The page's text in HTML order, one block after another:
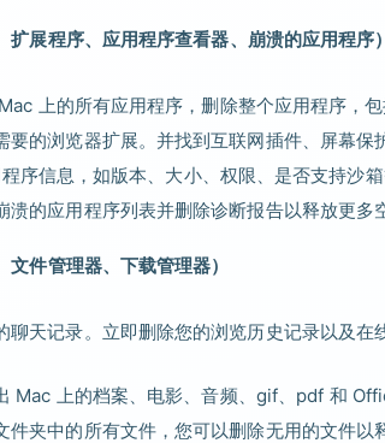
展程序、应用程序查看器、崩溃的应用程序）
上的所有应用程序，删除整个应用程序，
要的浏览器扩展。并找到互联网插件、屏幕
序信息，如版本、大小、权限、是否支持沙箱
的应用程序列表并删除诊断报告以释放更多
件管理器、下载管理器）
聊天记录。立即删除您的浏览历史记录以及
Mac 上的档案、电影、音频、gif、pdf 和
夹中的所有文件，您可以删除无用的文件以